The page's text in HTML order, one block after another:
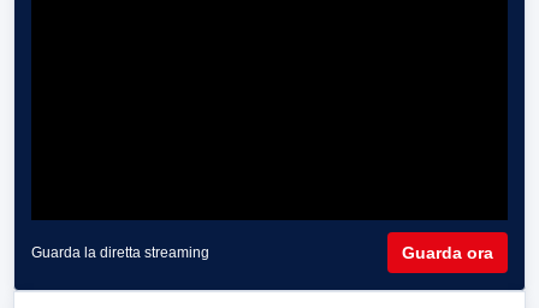
Guarda la diretta streaming Guarda ora